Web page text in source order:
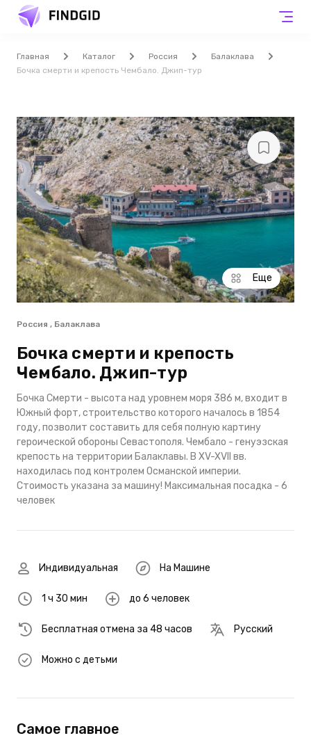
Главная Каталог Россия
Балаклава
Бочка смерти и крепость Чембало. Джип-тур
Еще
Россия , Балаклава
Бочка смерти и крепость
Чембало. Джип-тур
Бочка Смерти - высота над уровнем моря 386 м, входит в
Южный форт, строительство которого началось в 1854
году, позволит составить для себя полную картину
героической обороны Севастополя. Чембало - генуэзская
крепость на территории Балаклавы. В XV-XVII вв.
находилась под контролем Османской империи.
Стоимость указана за машину! Максимальная посадка - 6
человек
Индивидуальная На Машине
1 ч 30 мин до 6 человек
Бесплатная отмена за 48 часов Русский
Можно с детьми
Самое главное